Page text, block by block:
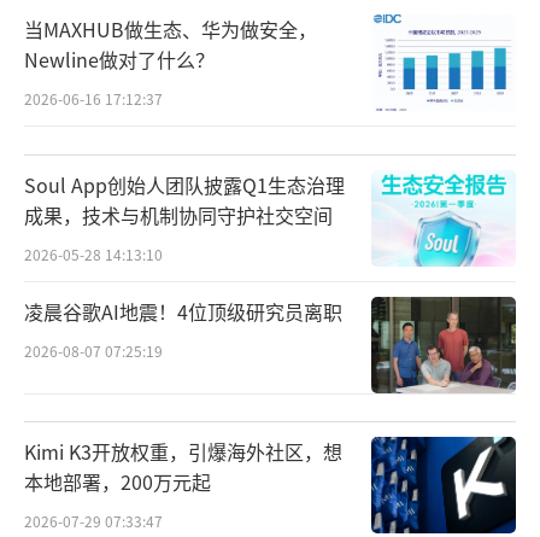
与此同时，AI能力也开始全面渗透快手原
有商业体系。财报显示，AI大模型已在线上营
销、电商搜索、广告投放、直播互动等多个场
景落地。例如，快手称其生成式推荐与智能出
价模型，为国内线上营销服务收入带来了约3%
-4%的增量提升；新一代电商搜索框架OneSea
rchV2，则推动电商搜索GMV提升约3%。
但问题也同样明显：可灵增长速度越快，
从财务结构看，快手本季度利润下滑，并
非单一因素造成，而是多个业务压力同时叠
加。
当MAXHUB做生态、华为做安全，
Newline做对了什么？
2026-06-16 17:12:37
Soul App创始人团队披露Q1生态治理
成果，技术与机制协同守护社交空间
2026-05-28 14:13:10
凌晨谷歌AI地震！4位顶级研究员离职
2026-08-07 07:25:19
Kimi K3开放权重，引爆海外社区，想
本地部署，200万元起
2026-07-29 07:33:47